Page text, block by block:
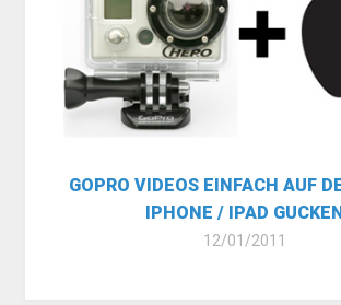
GOPRO VIDEOS EINFACH AUF
IPHONE / IPAD
12/01/2011